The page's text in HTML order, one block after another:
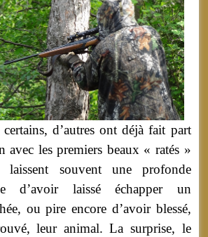
d’autres ont déjà fait part
avec les premiers beaux « ratés »
laissent souvent une profonde
d’avoir laissé échapper un
ou pire encore d’avoir blessé,
leur animal. La surprise, le